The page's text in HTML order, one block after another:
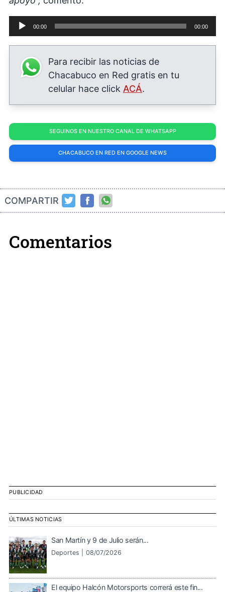
Reproductor
de
00:00 00:00
Para recibir las noticias de
Chacabuco en Red gratis en tu
celular hace click ACÁ.
SEGUINOS EN NUESTRO CANAL DE WHATSAPP
CHACABUCO EN RED EN GOOGLE NEWS
COMPARTIR
Comentarios
PUBLICIDAD
ÚLTIMAS NOTICIAS
San Martín y 9 de Julio serán...
Deportes | 08/07/2026
El equipo Halcón Motorsports correrá este fin...